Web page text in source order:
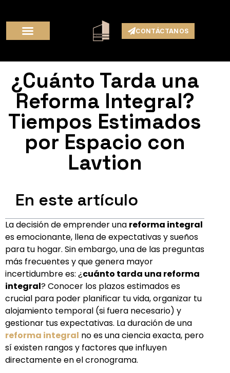
CONTÁCTANOS
¿Cuánto Tarda una
Reforma Integral?
Tiempos Estimados
por Espacio con
Lavtion
En este artículo
La decisión de emprender una reforma integral
es emocionante, llena de expectativas y sueños
para tu hogar. Sin embargo, una de las preguntas
más frecuentes y que genera mayor
incertidumbre es: ¿cuánto tarda una reforma
integral? Conocer los plazos estimados es
crucial para poder planificar tu vida, organizar tu
alojamiento temporal (si fuera necesario) y
gestionar tus expectativas. La duración de una
reforma integral no es una ciencia exacta, pero
sí existen rangos y factores que influyen
directamente en el cronograma.